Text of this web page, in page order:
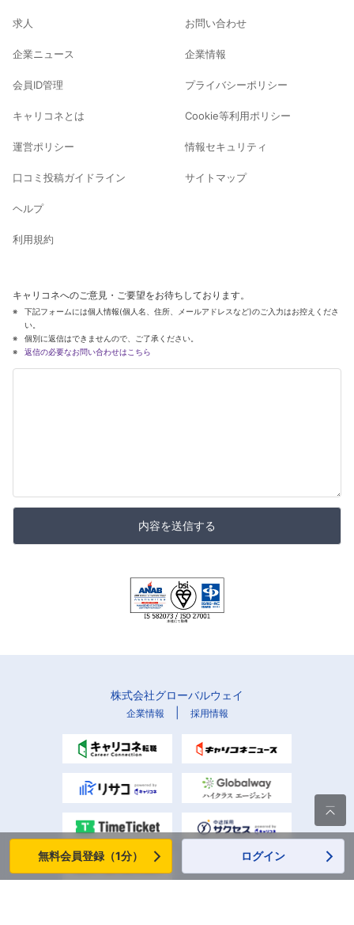
求人
企業ニュース
会員ID管理
キャリコネとは
運営ポリシー
口コミ投稿ガイドライン
ヘルプ
利用規約
お問い合わせ
企業情報
プライバシーポリシー
Cookie等利用ポリシー
情報セキュリティ
サイトマップ
キャリコネへのご意見・ご要望をお待ちしております。
下記フォームには個人情報(個人名、住所、メールアドレスなど)のご入力はお控えくださ
い。
個別に返信はできませんので、ご了承ください。
返信の必要なお問い合わせはこちら
内容を送信する
株式会社グローバルウェイ
企業情報 採用情報

無料会員登録（1分） ログイン